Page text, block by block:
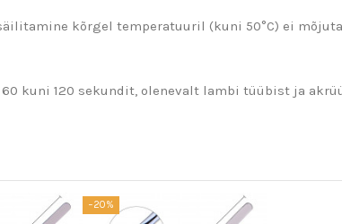
kõrgel temperatuuril (kuni 50°C) ei
kuni 120 sekundit, olenevalt lambi tüübist ja
−20%